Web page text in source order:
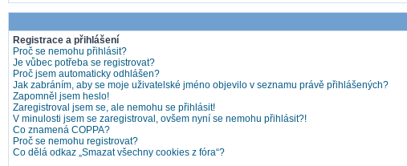
Registrace a přihlášení
Proč se nemohu přihlásit?
Je vůbec potřeba se registrovat?
Proč jsem automaticky odhlášen?
Jak zabráním, aby se moje uživatelské jméno objevilo v seznamu právě přihlášených?
Zapomněl jsem heslo!
Zaregistroval jsem se, ale nemohu se přihlásit!
V minulosti jsem se zaregistroval, ovšem nyní se nemohu přihlásit?!
Co znamená COPPA?
Proč se nemohu registrovat?
Co dělá odkaz „Smazat všechny cookies z fóra“?